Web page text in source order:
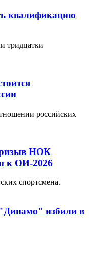
квалификацию
тридцатки
российских
НОК
к ОИ-2026
спортсмена.
избили в